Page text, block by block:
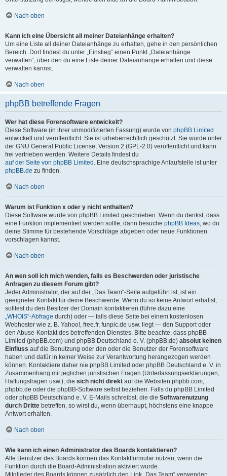
Nach oben
Kann ich eine Übersicht all meiner Dateianhänge erhalten?
Um eine Liste all deiner Dateianhänge zu erhalten, gehe in den persönlichen
Bereich. Dort findest du unter „Einstieg“ einen Punkt „Dateianhänge
verwalten“, über den du eine Liste deiner Dateianhänge erhalten und diese
verwalten kannst.
Nach oben
phpBB betreffende Fragen
Wer hat diese Forensoftware entwickelt?
Diese Software (in ihrer unmodifizierten Fassung) wurde von phpBB Limited
entwickelt und veröffentlicht. Sie ist urheberrechtlich geschützt. Sie wurde unter
der GNU General Public License, Version 2 (GPL-2.0) veröffentlicht und kann
frei vertrieben werden. Weitere Details findest du
auf der Seite von phpBB Limited . Eine deutschsprachige Anlaufstelle ist unter
phpBB.de zu finden.
Nach oben
Warum ist Funktion x oder y nicht enthalten?
Diese Software wurde von phpBB Limited geschrieben. Wenn du denkst, dass
eine Funktion implementiert werden sollte, dann besuche phpBB Ideas, wo du
deine Stimme für bestehende Vorschläge abgeben oder neue Funktionen
vorschlagen kannst.
Nach oben
An wen soll ich mich wenden, falls es Beschwerden oder juristische
Anfragen zu diesem Forum gibt?
Jeder Administrator, der auf der „Das Team“-Seite aufgeführt ist, ist ein
geeigneter Kontakt für deine Beschwerde. Wenn du so keine Antwort erhältst,
solltest du den Besitzer der Domain kontaktieren (führe dazu eine
„WHOIS“-Abfrage durch) oder — falls diese Seite bei einem kostenlosen
Webhoster wie z. B. Yahoo!, free.fr, funpic.de usw. liegt — den Support oder
den Abuse-Kontakt des betreffenden Dienstes. Bitte beachte, dass phpBB
Limited (phpBB.com) und phpBB Deutschland e. V. (phpBB.de) absolut keinen
Einfluss auf die Benutzung oder den oder die Benutzer der Forensoftware
haben und dafür in keiner Weise zur Verantwortung herangezogen werden
können. Kontaktiere daher nie phpBB Limited oder phpBB Deutschland e. V. in
Zusammenhang mit jeglichen juristischen Fragen (Unterlassungserklärungen,
Haftungsfragen usw.), die sich nicht direkt auf die Websiten phpbb.com,
phpbb.de oder die phpBB-Software selbst beziehen. Falls du phpBB Limited
oder phpBB Deutschland e. V. E-Mails schreibst, die die Softwarenutzung
durch Dritte betreffen, so wirst du, wenn überhaupt, höchstens eine knappe
Antwort erhalten.
Nach oben
Wie kann ich einen Administrator des Boards kontaktieren?
Alle Benutzer des Boards können das Kontaktformular nutzen, wenn die
Funktion durch die Board-Administration aktiviert wurde.
Mitglieder des Boards können zusätzlich den Link „Das Team“ verwenden.